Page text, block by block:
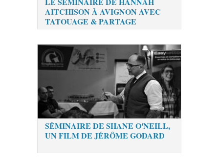
AITCHISON À AVIGNON AVEC
TATOUAGE & PARTAGE
SÉMINAIRE DE SHANE O'NEILL,
UN FILM DE JÉRÔME GODARD